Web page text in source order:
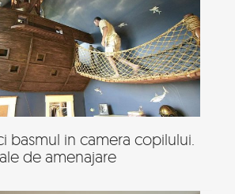
basmul in camera copilului.
de amenajare